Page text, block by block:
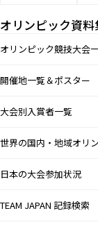
オリンピック資料
オリンピック競技大会
開催地一覧＆ポスター
大会別入賞者一覧
世界の国内・地域オリ
日本の大会参加状況
TEAM JAPAN 記録検索